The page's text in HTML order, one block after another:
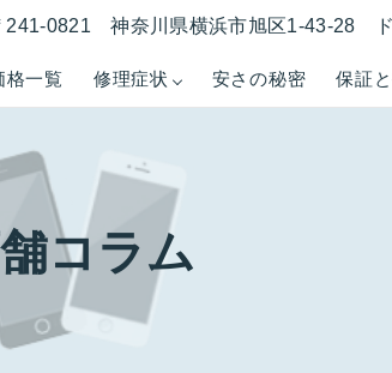
格一覧 修理症状 安さの秘密 保証
241-0821 神奈川県横浜市旭区1-43-28
コラム